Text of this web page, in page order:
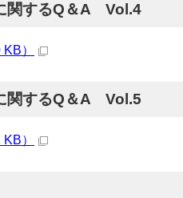
関するQ＆A Vol.4
）
関するQ＆A Vol.5
）